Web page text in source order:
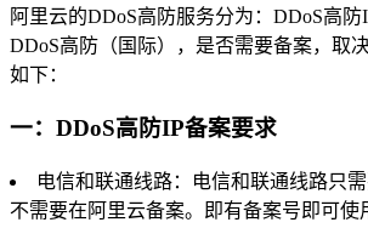
阿里云的DDoS高防服务分为：DDoS高防
DDoS高防（国际），是否需要备案，取
如下：
一：DDoS高防IP备案要求
电信和联通线路：电信和联通线路只需
不需要在阿里云备案。即有备案号即可使